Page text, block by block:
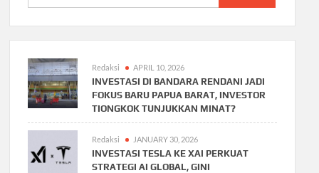
for:
Redaksi APRIL 10, 2026
INVESTASI DI BANDARA RENDANI JADI
FOKUS BARU PAPUA BARAT, INVESTOR
TIONGKOK TUNJUKKAN MINAT?
Redaksi JANUARY 30, 2026
INVESTASI TESLA KE XAI PERKUAT
STRATEGI AI GLOBAL, GINI